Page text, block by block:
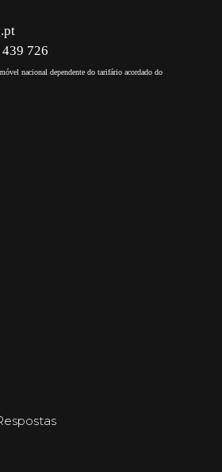
726
nacional dependente do tarifário acordado do